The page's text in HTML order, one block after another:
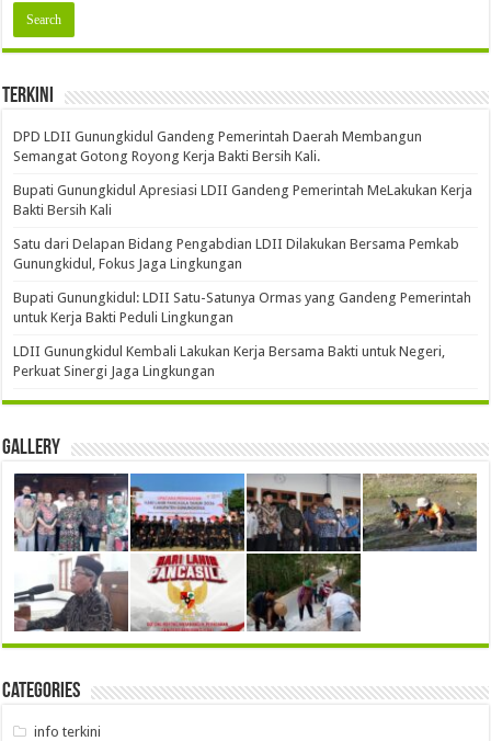
Terkini
DPD LDII Gunungkidul Gandeng Pemerintah Daerah Membangun
Semangat Gotong Royong Kerja Bakti Bersih Kali.
Bupati Gunungkidul Apresiasi LDII Gandeng Pemerintah MeLakukan Kerja
Bakti Bersih Kali ‎
Satu dari Delapan Bidang Pengabdian LDII Dilakukan Bersama Pemkab
Gunungkidul, Fokus Jaga Lingkungan
Bupati Gunungkidul: LDII Satu-Satunya Ormas yang Gandeng Pemerintah
untuk Kerja Bakti Peduli Lingkungan
LDII Gunungkidul Kembali Lakukan Kerja Bersama Bakti untuk Negeri,
Perkuat Sinergi Jaga Lingkungan
Gallery
Categories
info terkini